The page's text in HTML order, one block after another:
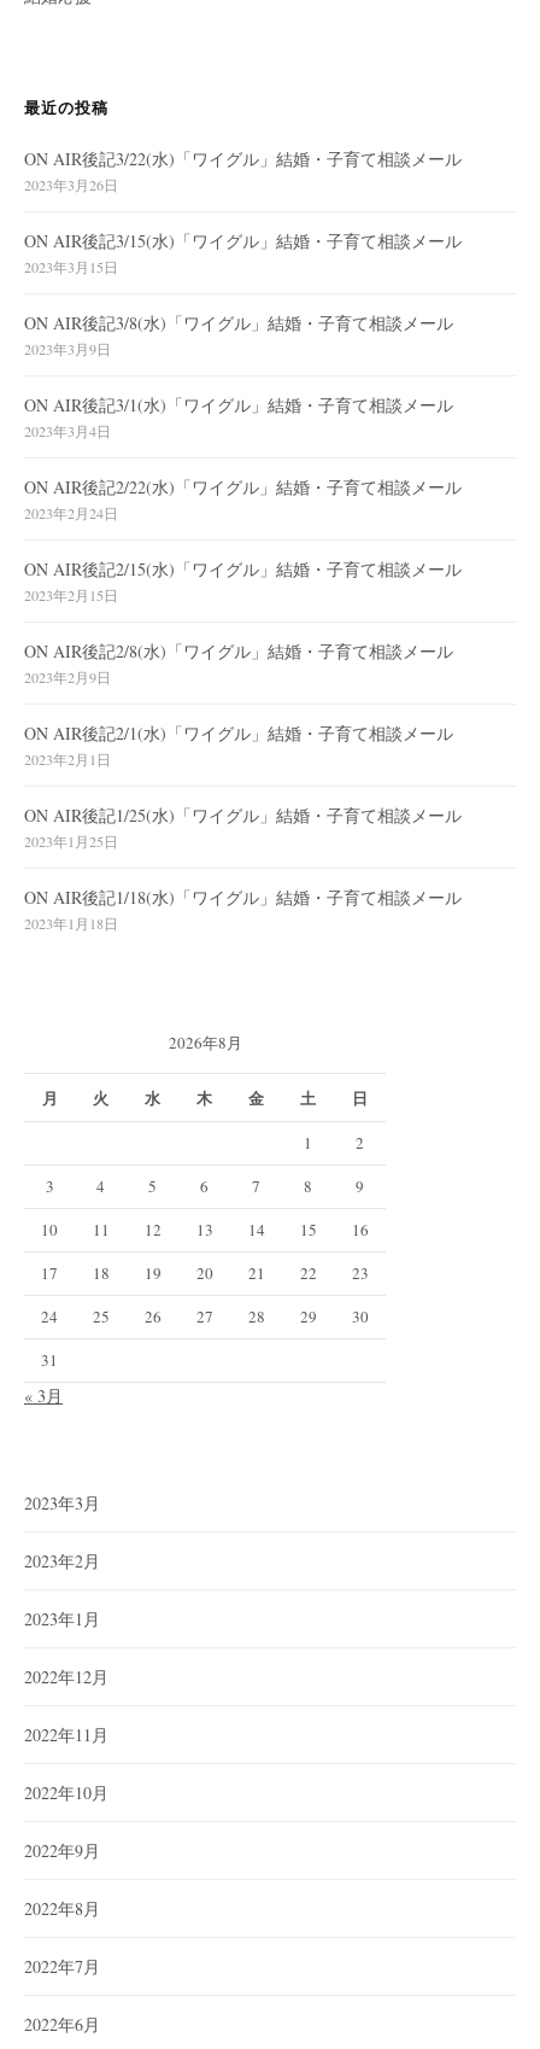
最近の投稿
ON AIR後記3/22(水)「ワイグル」結婚・子育て相談メール
2023年3月26日
ON AIR後記3/15(水)「ワイグル」結婚・子育て相談メール
2023年3月15日
ON AIR後記3/8(水)「ワイグル」結婚・子育て相談メール
2023年3月9日
ON AIR後記3/1(水)「ワイグル」結婚・子育て相談メール
2023年3月4日
ON AIR後記2/22(水)「ワイグル」結婚・子育て相談メール
2023年2月24日
ON AIR後記2/15(水)「ワイグル」結婚・子育て相談メール
2023年2月15日
ON AIR後記2/8(水)「ワイグル」結婚・子育て相談メール
2023年2月9日
ON AIR後記2/1(水)「ワイグル」結婚・子育て相談メール
2023年2月1日
ON AIR後記1/25(水)「ワイグル」結婚・子育て相談メール
2023年1月25日
ON AIR後記1/18(水)「ワイグル」結婚・子育て相談メール
2023年1月18日
2026年8月
月 火 水 木 金 土 日
1
2
3
4 5 6 7 8
9
10
11 12 13 14 15
16
17
18 19 20 21 22
23
24
25 26 27 28 29
30
31
« 3月
2023年3月
2023年2月
2023年1月
2022年12月
2022年11月
2022年10月
2022年9月
2022年8月
2022年7月
2022年6月